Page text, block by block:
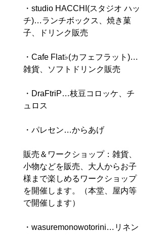
・studio HACCHI(スタジオ ハッ
チ)…ランチボックス、焼き菓
子、ドリンク販売
・Cafe Flat♭(カフェフラット)…
雑貨、ソフトドリンク販売
・DraFtriP…枝豆コロッケ、チ
ュロス
・パレセン…からあげ
販売＆ワークショップ：雑貨、
小物などを販売、大人からお子
様まで楽しめるワークショップ
を開催します。（本堂、屋内等
で開催します）
・wasuremonowotorini…リネン